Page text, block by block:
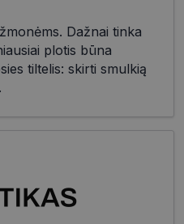
Dažnai tinka
plotis būna
tiltelis: skirti smulkią